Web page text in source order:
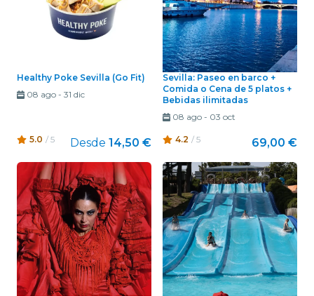
Healthy Poke Sevilla (Go Fit)
08 ago- 31 dic
5.0 / 5 Desde 14,50 €
Sevilla: Paseo en barco +
Comida o Cena de 5 platos +
Bebidas ilimitadas
08 ago- 03 oct
4.2 / 5 69,00 €